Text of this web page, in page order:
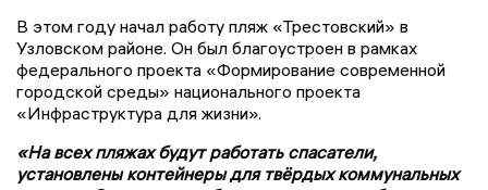
В этом году начал работу пляж «Трестовский» в
Узловском районе. Он был благоустроен в рамках
федерального проекта «Формирование современной
городской среды» национального проекта
«Инфраструктура для жизни».
«На всех пляжах будут работать спасатели,
установлены контейнеры для твёрдых коммунальных